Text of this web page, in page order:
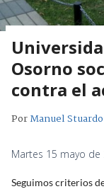
Osorno
contra el
PorManuel Stuardo
Martes 15 mayo
Seguimos criterios